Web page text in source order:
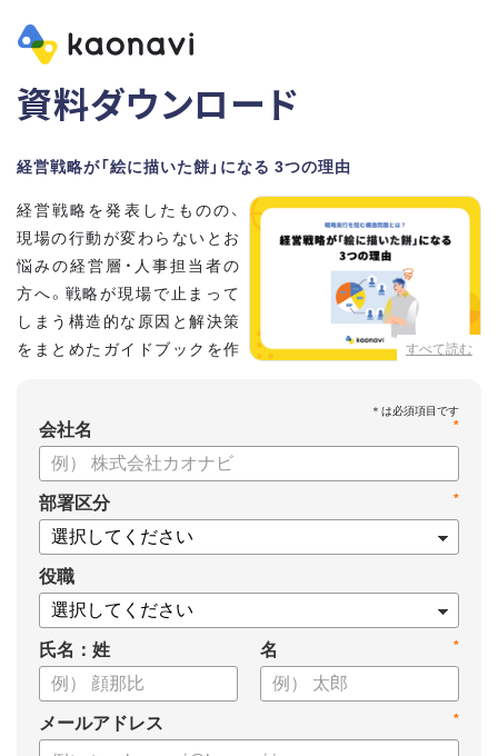
資料ダウンロード
経営戦略が「絵に描いた餅」になる 3つの理由
すべて読む
経営戦略を発表したものの、
現場の行動が変わらないとお
悩みの経営層・人事担当者の
方へ。戦略が現場で止まって
しまう構造的な原因と解決策
をまとめたガイドブックを作
本資料では、自律的に戦略を実行できる組織づくりのステップ
と、タレントマネジメントの視点から具体的なアプローチをお
届けします 。
【資料の内容】
・経営戦略が「絵に描いた餅」になる3つの理由
・人材の見える化や評価制度連動など、実務対応のポイント
・カオナビを活用した組織マネジメントの底上げ
*
会社名
*
部署区分
役職
氏名：姓 *
名
*
メールアドレス